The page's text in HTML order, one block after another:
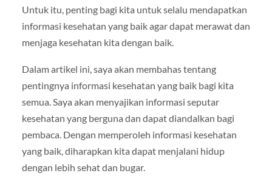
Untuk itu, penting bagi kita untuk selalu mendapatkan
informasi kesehatan yang baik agar dapat merawat dan
menjaga kesehatan kita dengan baik.
Dalam artikel ini, saya akan membahas tentang
pentingnya informasi kesehatan yang baik bagi kita
semua. Saya akan menyajikan informasi seputar
kesehatan yang berguna dan dapat diandalkan bagi
pembaca. Dengan memperoleh informasi kesehatan
yang baik, diharapkan kita dapat menjalani hidup
dengan lebih sehat dan bugar.